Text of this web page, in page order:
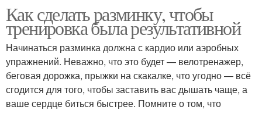
Как сделать разминку, чтобы
тренировка была результативной
Начинаться разминка должна с кардио или аэробных
упражнений. Неважно, что это будет — велотренажер,
беговая дорожка, прыжки на скакалке, что угодно — всё
сгодится для того, чтобы заставить вас дышать чаще, а
ваше сердце биться быстрее. Помните о том, что